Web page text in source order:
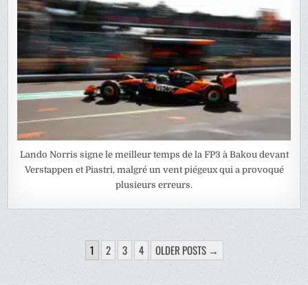
Lando Norris signe le meilleur temps de la FP3 à Bakou devant
Verstappen et Piastri, malgré un vent piégeux qui a provoqué
plusieurs erreurs.
PAGINATION
1 2 3 4 OLDER POSTS →